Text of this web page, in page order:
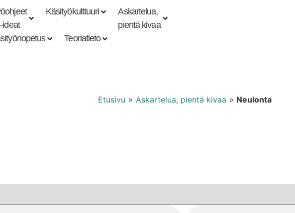
Tarkennettu PunomoputiikkiKirjaudu tai
rekisteröidy
ideat
Käsityökulttuuri
Askartelua,
pientä kivaa
Teoriatieto
Etusivu » Askartelua, pientä kivaa » Neulonta